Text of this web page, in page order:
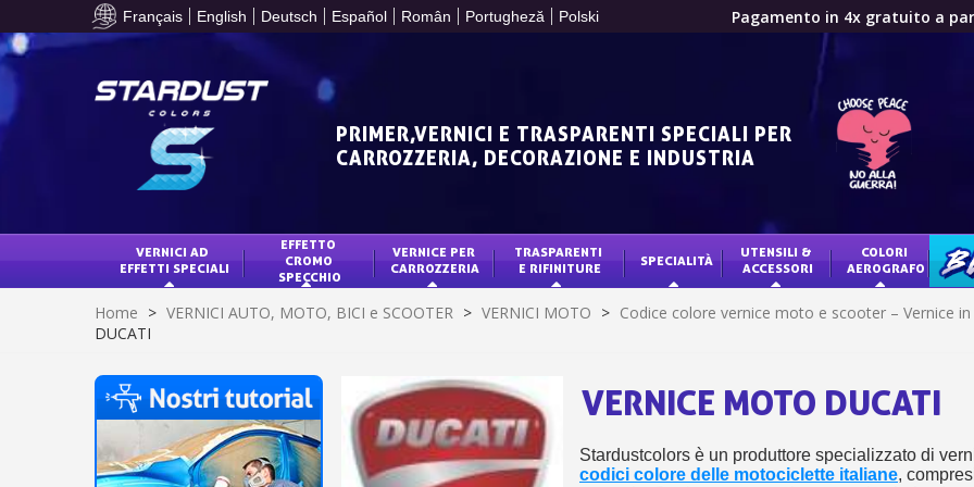
Français English Deutsch Español Român Portugheză Polski
Pagamento in 4x gratuito a
Tuo preventivo
Condividi le tue
Raccogliere punti
Restituzione dei
5€ di sconto
10€ di buono
Iscriviti alla
Consegna
Pagamento in 4x gratuito a
Condividi le tue
Raccogliere punti
Restituzione dei
PRIMER,VERNICI E TRASPARENTI SPECIALI PER
CARROZZERIA, DECORAZIONE E INDUSTRIA
VERNICI AD
EFFETTI SPECIALI
EFFETTO
CROMO
SPECCHIO
VERNICE PER
CARROZZERIA
TRASPARENTI
E RIFINITURE
SPECIALITÀ
UTENSILI &
ACCESSORI
COLORI
AEROGRAFO
Home > VERNICI AUTO, MOTO, BICI e SCOOTER > VERNICI MOTO > Codice colore vernice moto e scooter – Vernice
DUCATI
VERNICE MOTO DUCATI
Stardustcolors è un produttore specializzato di
codici colore delle motociclette italiane,